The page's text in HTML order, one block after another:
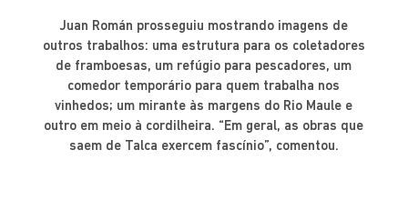
Juan Román prosseguiu mostrando imagens de
outros trabalhos: uma estrutura para os coletadores
de framboesas, um refúgio para pescadores, um
comedor temporário para quem trabalha nos
vinhedos; um mirante às margens do Rio Maule e
outro em meio à cordilheira. “Em geral, as obras que
saem de Talca exercem fascínio”, comentou.